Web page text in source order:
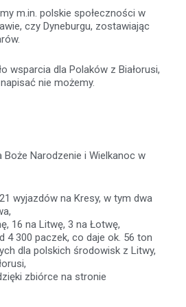
m.in. polskie społeczności w
czy Dyneburgu, zostawiając
wsparcia dla Polaków z Białorusi,
nie możemy.
Boże Narodzenie i Wielkanoc w
wyjazdów na Kresy, w tym dwa
16 na Litwę, 3 na Łotwę,
4 300 paczek, co daje ok. 56 ton
dla polskich środowisk z Litwy,
zbiórce na stronie